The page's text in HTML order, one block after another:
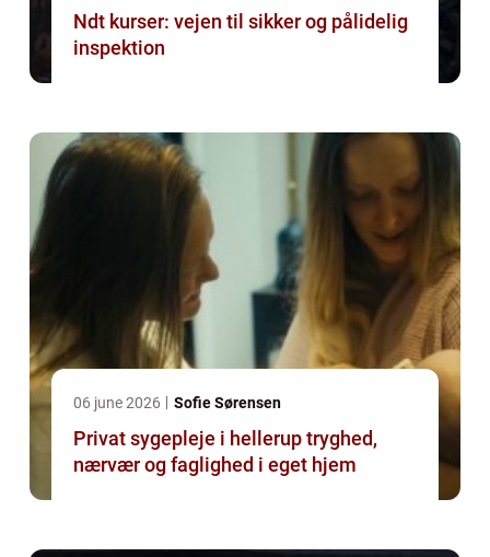
Ndt kurser: vejen til sikker og pålidelig
inspektion
06 june 2026 Sofie Sørensen
Privat sygepleje i hellerup tryghed,
nærvær og faglighed i eget hjem